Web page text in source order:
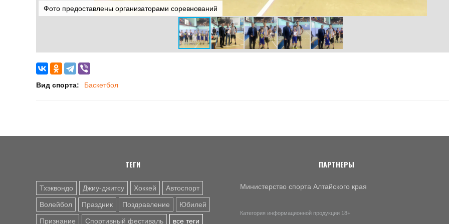
Фото предоставлены организаторами соревнований
Вид спорта: Баскетбол
ТЕГИ
Тхэквондо Джиу-джитсу Хоккей Автоспорт
Волейбол Праздник Поздравление Юбилей
Признание Спортивный фестиваль все теги
ПАРТНЕРЫ
Министерство спорта Алтайского края
Категория информационной продукции 18+